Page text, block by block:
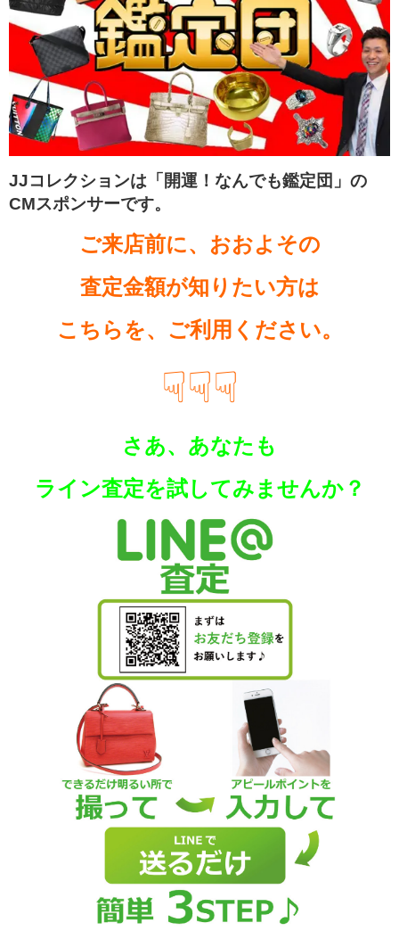
JJコレクションは「開運！なんでも鑑定団」の
CMスポンサーです。
ご来店前に、おおよその
査定金額が知りたい方は
こちらを、ご利用ください。
☟☟☟
さあ、あなたも
ライン査定を試してみませんか？